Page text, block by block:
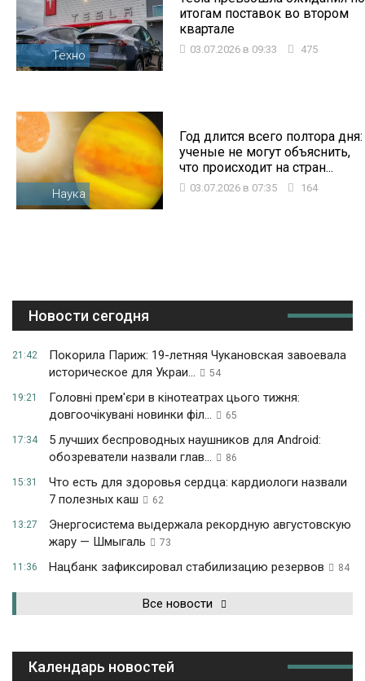
Техно
итогам поставок во втором
квартале
03.07.2026 в 09:33 475
Наука
Год длится всего полтора дня:
ученые не могут объяснить,
что происходит на стран...
03.07.2026 в 07:35 164
Новости сегодня
21:42
Покорила Париж: 19-летняя Чукановская завоевала
историческое для Украи...
54
19:21
Головні прем'єри в кінотеатрах цього тижня:
довгоочікувані новинки філ...
65
17:34
5 лучших беспроводных наушников для Android:
обозреватели назвали глав...
86
15:31
Что есть для здоровья сердца: кардиологи назвали
7 полезных каш
62
13:27
Энергосистема выдержала рекордную августовскую
жару — Шмыгаль
73
11:36 Нацбанк зафиксировал стабилизацию резервов 84
Все новости
Календарь новостей